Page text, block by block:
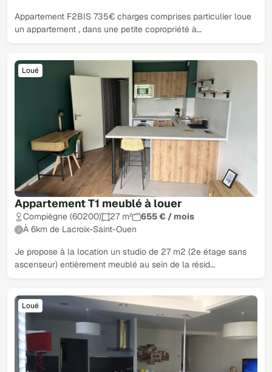
Appartement F2BIS 735€ charges comprises particulier loue
un appartement , dans une petite copropriété à…
Appartement T1 meublé à louer
Loué
Compiègne (60200) 27 m²
655 € / mois
À 6km de Lacroix-Saint-Ouen
Je propose à la location un studio de 27 m2 (2e étage sans
ascenseur) entièrement meublé au sein de la résid…
Loué